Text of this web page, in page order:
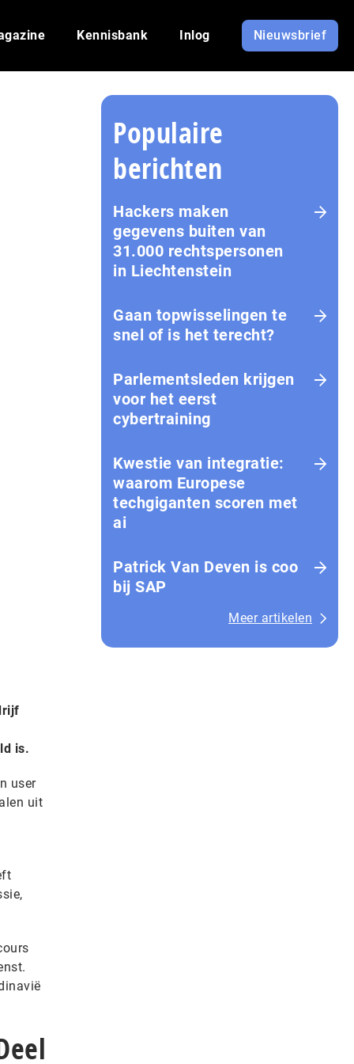
Kennisbank Inlog Nieuwsbrief
is.
user
uit
Populaire
berichten
Hackers maken
gegevens buiten van
31.000 rechtspersonen
in Liechtenstein
Gaan topwisselingen te
snel of is het terecht?
Parlementsleden krijgen
voor het eerst
cybertraining
Kwestie van integratie:
waarom Europese
techgiganten scoren met
ai
Patrick Van Deven is coo
bij SAP
Meer artikelen